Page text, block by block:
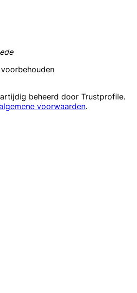
beheerd door Trustprofile.
voorwaarden.